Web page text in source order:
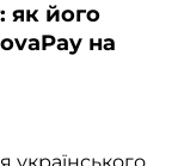
як його
на